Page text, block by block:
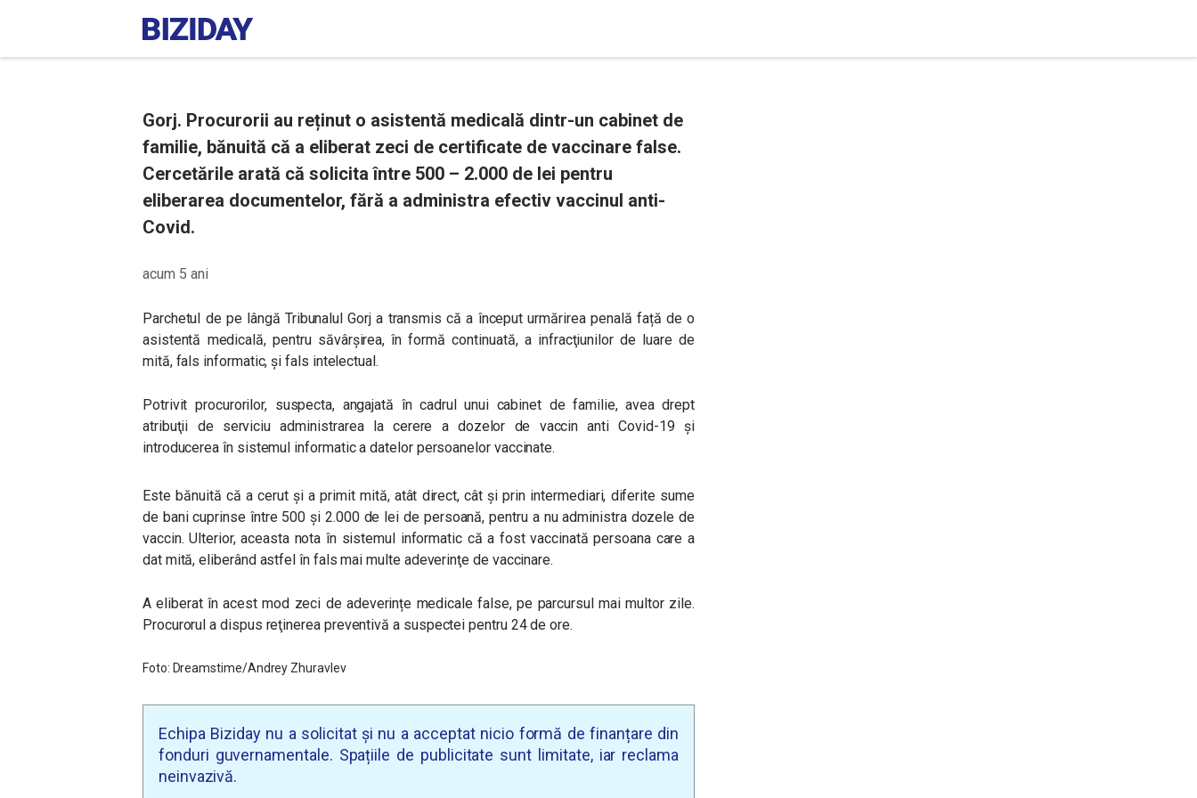
Gorj. Procurorii au reținut o asistentă medicală dintr-un cabinet de
familie, bănuită că a eliberat zeci de certificate de vaccinare false.
Cercetările arată că solicita între 500 – 2.000 de lei pentru
eliberarea documentelor, fără a administra efectiv vaccinul anti-
Covid.
acum 5 ani
Parchetul de pe lângă Tribunalul Gorj a transmis că a început urmărirea penală față de o
asistentă medicală, pentru săvârşirea, în formă continuată, a infracţiunilor de luare de
mită, fals informatic, şi fals intelectual.
Potrivit procurorilor, suspecta, angajată în cadrul unui cabinet de familie, avea drept
atribuţii de serviciu administrarea la cerere a dozelor de vaccin anti Covid-19 și
introducerea în sistemul informatic a datelor persoanelor vaccinate.
Este bănuită că a cerut și a primit mită, atât direct, cât și prin intermediari, diferite sume
de bani cuprinse între 500 şi 2.000 de lei de persoană, pentru a nu administra dozele de
vaccin. Ulterior, aceasta nota în sistemul informatic că a fost vaccinată persoana care a
dat mită, eliberând astfel în fals mai multe adeverinţe de vaccinare.
A eliberat în acest mod zeci de adeverințe medicale false, pe parcursul mai multor zile.
Procurorul a dispus reţinerea preventivă a suspectei pentru 24 de ore.
Foto: Dreamstime/Andrey Zhuravlev
Echipa Biziday nu a solicitat și nu a acceptat nicio formă de finanțare din
fonduri guvernamentale. Spațiile de publicitate sunt limitate, iar reclama
neinvazivă.